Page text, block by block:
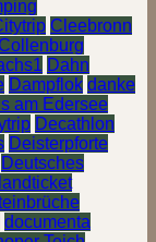
Cleebronn
Dahn
Dampflok danke
am Edersee
Decathlon
Deisterpforte
Deutsches
documenta